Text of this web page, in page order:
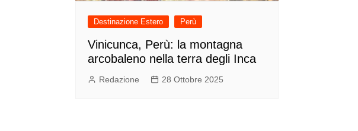
Destinazione Estero Perù
Vinicunca, Perù: la montagna
arcobaleno nella terra degli Inca
Redazione 28 Ottobre 2025